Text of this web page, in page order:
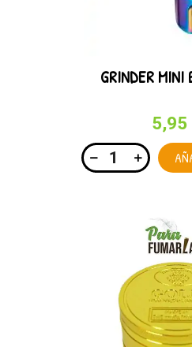
GRINDER MINI
5,95